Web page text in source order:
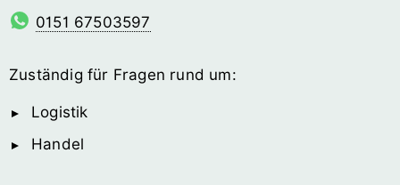
0151 67503597
Zuständig für Fragen rund um:
Logistik
Handel